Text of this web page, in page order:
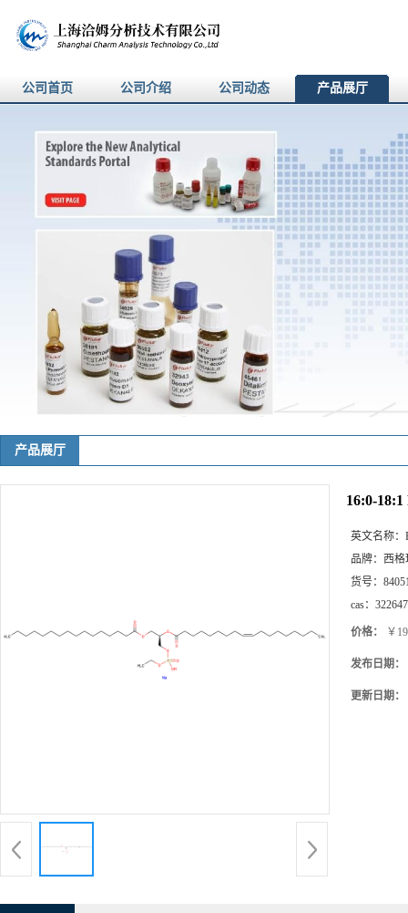
公司首页 公司介绍 公司动态 产品展厅
产品展厅
16:0-
英文名称：
品牌： 西格
货号：
cas：
价格： ￥
发布日期：
更新日期：